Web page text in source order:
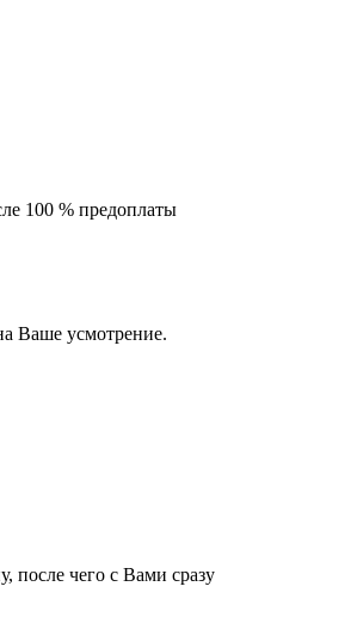
100 % предоплаты
Ваше усмотрение.
после чего с Вами сразу